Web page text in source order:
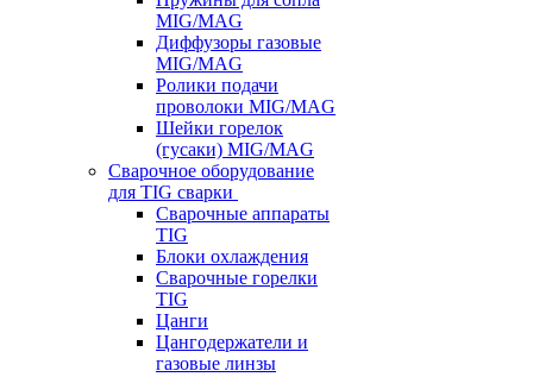
MIG/MAG
Диффузоры газовые
MIG/MAG
Ролики подачи
проволоки MIG/MAG
Шейки горелок
(гусаки) MIG/MAG
Сварочное оборудование
для TIG сварки
Сварочные аппараты
TIG
Блоки охлаждения
Сварочные горелки
TIG
Цанги
Цангодержатели и
газовые линзы